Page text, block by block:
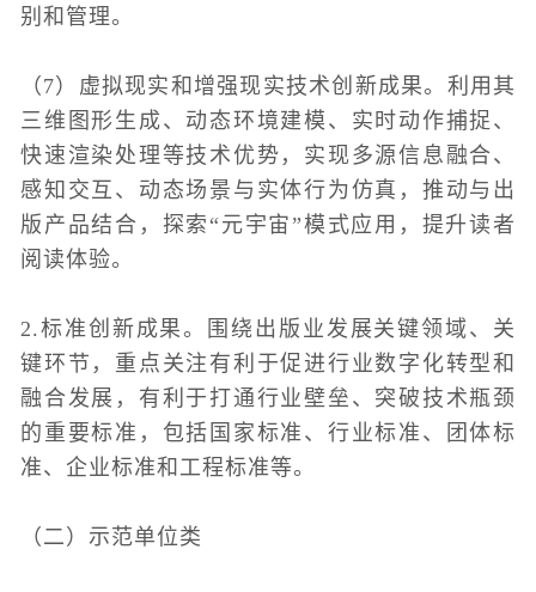
别和管理。
（7）虚拟现实和增强现实技术创新成果。利用其
三维图形生成、动态环境建模、实时动作捕捉、
快速渲染处理等技术优势，实现多源信息融合、
感知交互、动态场景与实体行为仿真，推动与出
版产品结合，探索“元宇宙”模式应用，提升读者
阅读体验。
2.标准创新成果。围绕出版业发展关键领域、关
键环节，重点关注有利于促进行业数字化转型和
融合发展，有利于打通行业壁垒、突破技术瓶颈
的重要标准，包括国家标准、行业标准、团体标
准、企业标准和工程标准等。
（二）示范单位类